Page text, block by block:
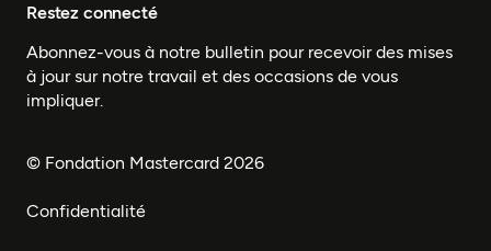
Restez connecté
Abonnez-vous à notre bulletin pour recevoir des mises
à jour sur notre travail et des occasions de vous
impliquer.
© Fondation Mastercard 2026
Confidentialité